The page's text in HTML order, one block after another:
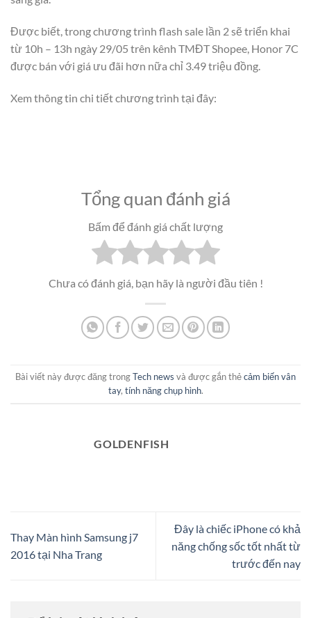
Được biết, trong chương trình flash sale lần 2 sẽ triển khai
từ 10h – 13h ngày 29/05 trên kênh TMĐT Shopee, Honor 7C
được bán với giá ưu đãi hơn nữa chỉ 3.49 triệu đồng.
Xem thông tin chi tiết chương trình tại đây:
Tổng quan đánh giá
Bấm để đánh giá chất lượng
Chưa có đánh giá, bạn hãy là người đầu tiên !
Bài viết này được đăng trongTech news và được gắn thẻcảm biến vân
tay, tính năng chụp hình.
GOLDENFISH
Thay Màn hình Samsung j7
2016 tại Nha Trang
Đây là chiếc iPhone có khả
năng chống sốc tốt nhất từ
trước đến nay